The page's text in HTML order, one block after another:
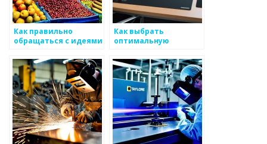
Как правильно
обращаться с идеями
клиентов,
работающих с
металоизделиями
Как выбрать
оптимальную
снабжения клиентов
по металоизделиям